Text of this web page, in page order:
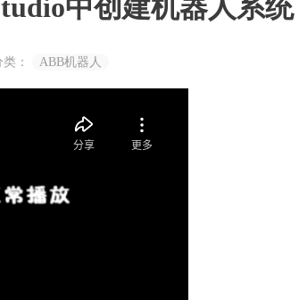
中创建机器人系统
类： ABB机器人